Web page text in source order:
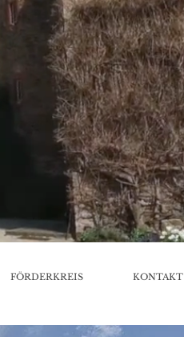
FÖRDERKREIS KONTAKT